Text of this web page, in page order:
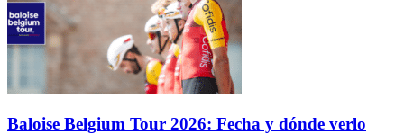
Baloise Belgium Tour 2026: Fecha y dónde verlo